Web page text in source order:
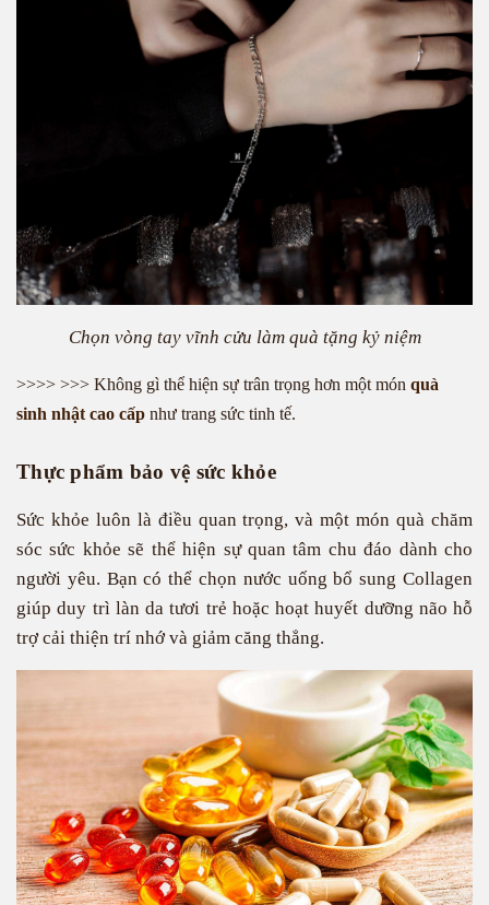
Chọn vòng tay vĩnh cửu làm quà tặng kỷ niệm
>>>> >>> Không gì thể hiện sự trân trọng hơn một món quà
sinh nhật cao cấp như trang sức tinh tế.
Thực phẩm bảo vệ sức khỏe
Sức khỏe luôn là điều quan trọng, và một món quà chăm
sóc sức khỏe sẽ thể hiện sự quan tâm chu đáo dành cho
người yêu. Bạn có thể chọn nước uống bổ sung Collagen
giúp duy trì làn da tươi trẻ hoặc hoạt huyết dưỡng não hỗ
trợ cải thiện trí nhớ và giảm căng thẳng.